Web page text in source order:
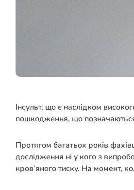
Інсульт, що є наслідком
пошкодження, що позначаються
Протягом багатьох років
дослідження ні у кого з
кров’яного тиску. На момент,